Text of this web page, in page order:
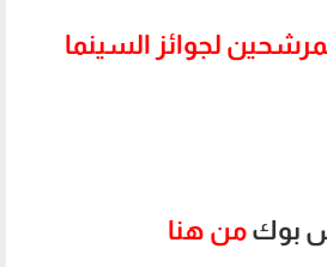
لجوائز السينما
بوك من هنا